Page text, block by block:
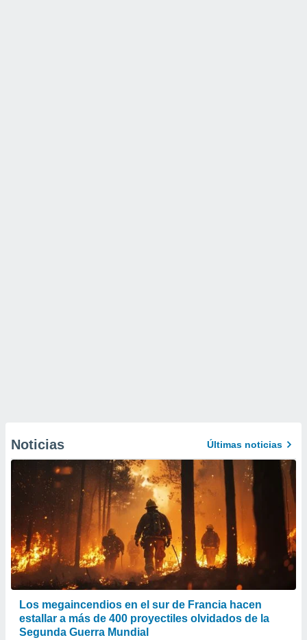
Noticias Últimas noticias
Los megaincendios en el sur de Francia hacen
estallar a más de 400 proyectiles olvidados de la
Segunda Guerra Mundial